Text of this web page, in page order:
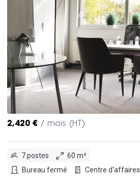
2,420 € / mois (HT)
7 postes
60 m²
Bureau fermé
Centre d'affaires